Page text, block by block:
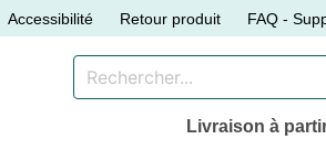
Accessibilité Retour produit FAQ -
Livraison à